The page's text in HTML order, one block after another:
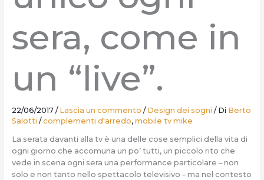
sera, come in
un “live”.
22/06/2017 / Lascia un commento / Design dei sogni / Di Berto
Salotti /complementi d'arredo, mobile tv mike
La serata davanti alla tv è una delle cose semplici della vita di
ogni giorno che accomuna un po’ tutti, un piccolo rito che
vede in scena ogni sera una performance particolare – non
solo e non tanto nello spettacolo televisivo – ma nel contesto